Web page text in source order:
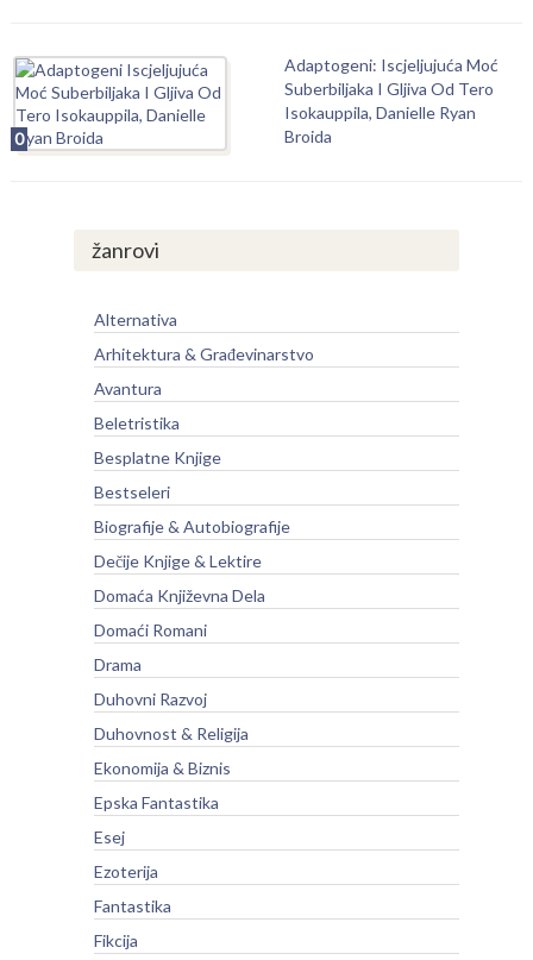
0
Adaptogeni: Iscjeljujuća Moć
Suberbiljaka I Gljiva Od Tero
Isokauppila, Danielle Ryan
Broida
žanrovi
Alternativa
Arhitektura & Građevinarstvo
Avantura
Beletristika
Besplatne Knjige
Bestseleri
Biografije & Autobiografije
Dečije Knjige & Lektire
Domaća Književna Dela
Domaći Romani
Drama
Duhovni Razvoj
Duhovnost & Religija
Ekonomija & Biznis
Epska Fantastika
Esej
Ezoterija
Fantastika
Fikcija